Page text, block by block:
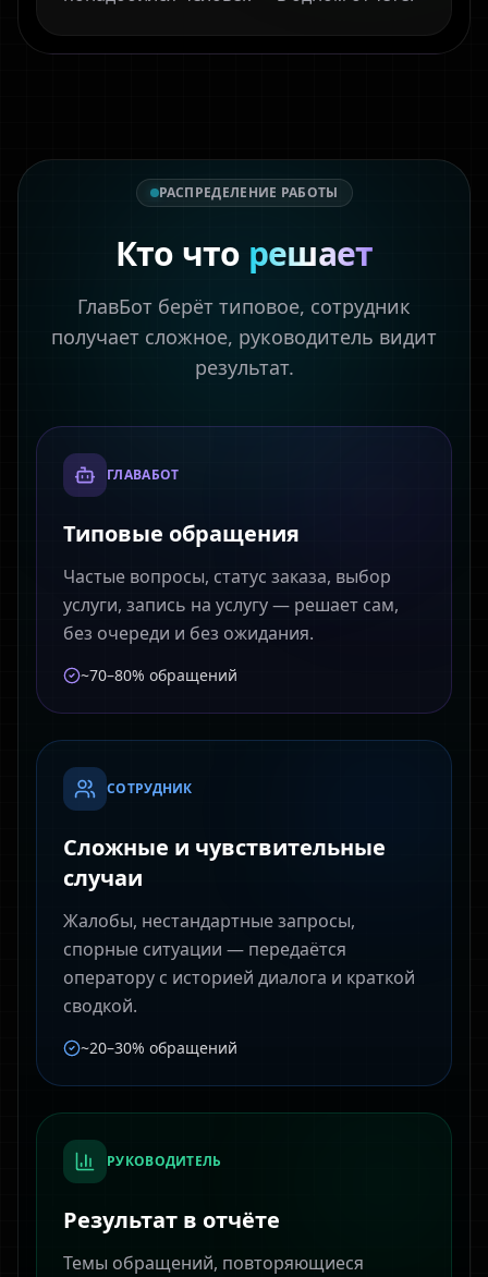
РАСПРЕДЕЛЕНИЕ РАБОТЫ
Кто что решает
ГлавБот берёт типовое, сотрудник
получает сложное, руководитель видит
результат.
ГЛАВАБОТ
Типовые обращения
Частые вопросы, статус заказа, выбор
услуги, запись на услугу — решает сам,
без очереди и без ожидания.
~70–80% обращений
СОТРУДНИК
Сложные и чувствительные
случаи
Жалобы, нестандартные запросы,
спорные ситуации — передаётся
оператору с историей диалога и краткой
сводкой.
~20–30% обращений
РУКОВОДИТЕЛЬ
Результат в отчёте
Темы обращений, повторяющиеся